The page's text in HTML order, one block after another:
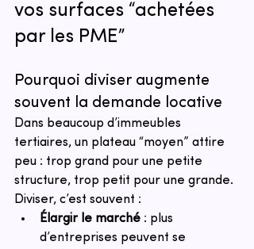
vos surfaces “achetées
par les PME”
Pourquoi diviser augmente
souvent la demande locative
Dans beaucoup d’immeubles
tertiaires, un plateau “moyen” attire
peu : trop grand pour une petite
structure, trop petit pour une grande.
Diviser, c’est souvent :
Élargir le marché : plus
d’entreprises peuvent se